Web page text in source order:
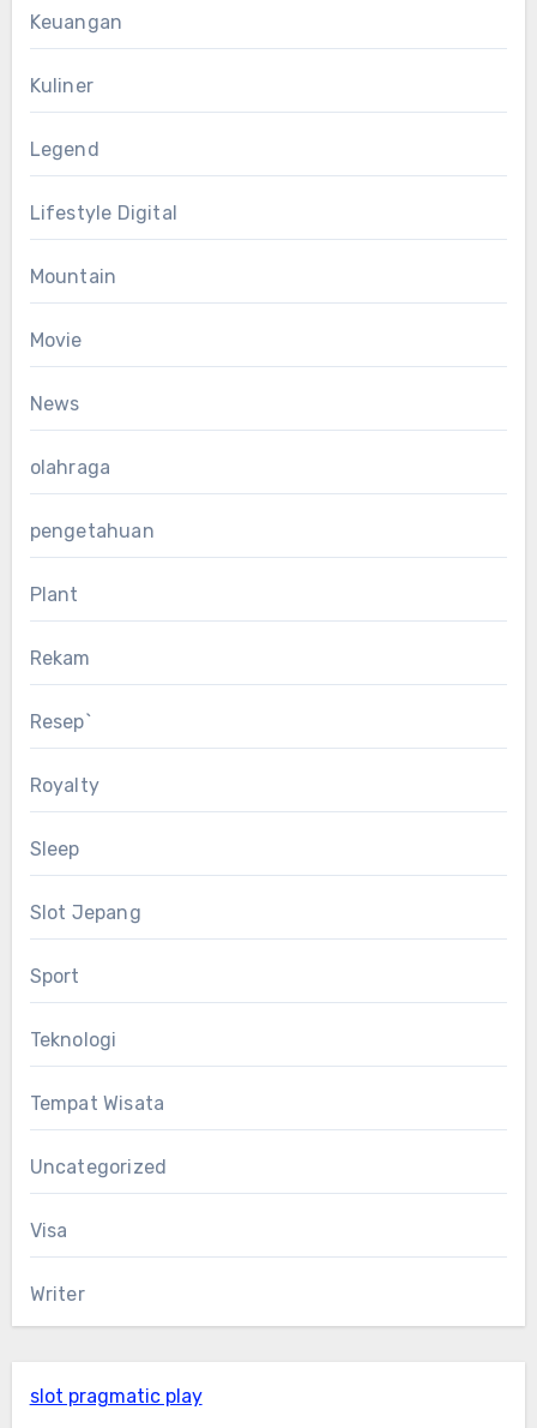
Keuangan
Kuliner
Legend
Lifestyle Digital
Mountain
Movie
News
olahraga
pengetahuan
Plant
Rekam
Resep`
Royalty
Sleep
Slot Jepang
Sport
Teknologi
Tempat Wisata
Uncategorized
Visa
Writer
slot pragmatic play